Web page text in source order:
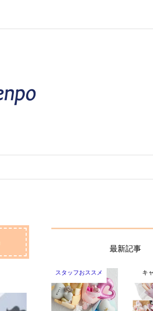
最新記事
スタッフおススメ キ